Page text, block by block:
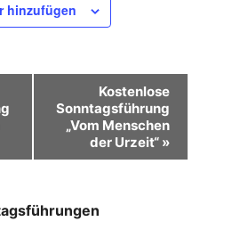
hinzufügen
Kostenlose
Sonntagsführung
„Vom Menschen
der Urzeit“ »